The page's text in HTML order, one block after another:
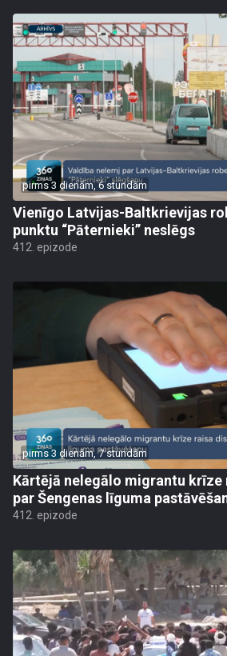
pirms 3 dienām, 6 stundām
Vienīgo Latvijas-Baltkrievijas
punktu “Pāternieki” neslēgs
412. epizode
pirms 3 dienām, 7 stundām
Kārtējā nelegālo migrantu krīze
par Šengenas līguma
412. epizode